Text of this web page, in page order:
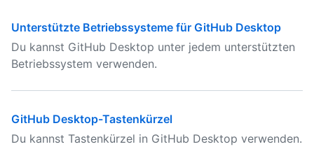
Unterstützte Betriebssysteme für GitHub Desktop
Du kannst GitHub Desktop unter jedem unterstützten
Betriebssystem verwenden.
GitHub Desktop-Tastenkürzel
Du kannst Tastenkürzel in GitHub Desktop verwenden.